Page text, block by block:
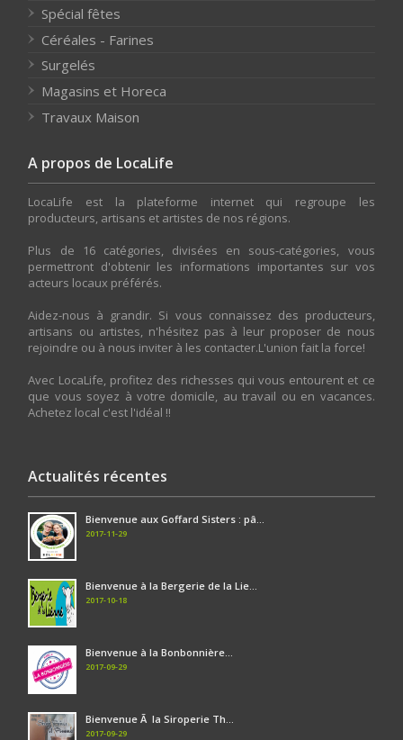
Spécial fêtes
Céréales - Farines
Surgelés
Magasins et Horeca
Travaux Maison
A propos de LocaLife
LocaLife est la plateforme internet qui regroupe les
producteurs, artisans et artistes de nos régions.
Plus de 16 catégories, divisées en sous-catégories, vous
permettront d'obtenir les informations importantes sur vos
acteurs locaux préférés.
Aidez-nous à grandir. Si vous connaissez des producteurs,
artisans ou artistes, n'hésitez pas à leur proposer de nous
rejoindre ou à nous inviter à les contacter.L'union fait la force!
Avec LocaLife, profitez des richesses qui vous entourent et ce
que vous soyez à votre domicile, au travail ou en vacances.
Achetez local c'est l'idéal !!
Actualités récentes
Bienvenue aux Goffard Sisters : pâ...
2017-11-29
Bienvenue à la Bergerie de la Lie...
2017-10-18
Bienvenue à la Bonbonnière...
2017-09-29
Bienvenue Ã la Siroperie Th...
2017-09-29